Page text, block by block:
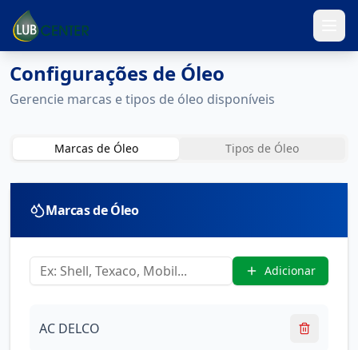
Configurações de Óleo
Gerencie marcas e tipos de óleo disponíveis
Marcas de Óleo Tipos de Óleo
Marcas de Óleo
Adicionar
AC DELCO